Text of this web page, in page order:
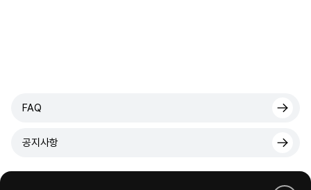
FAQ
공지사항